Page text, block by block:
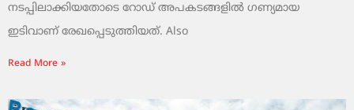
നടപ്പിലാക്കിയതോടെ റോഡ് അപകടങ്ങളിൽ ഗണ്യമായ
ഇടിവാണ് രേഖപ്പെടുത്തിയത്. Also
Read More »